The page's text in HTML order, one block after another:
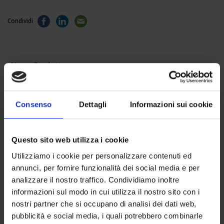
Consenso Dettagli Informazioni sui cookie
Questo sito web utilizza i cookie
Utilizziamo i cookie per personalizzare contenuti ed
annunci, per fornire funzionalità dei social media e per
analizzare il nostro traffico. Condividiamo inoltre
informazioni sul modo in cui utilizza il nostro sito con i
nostri partner che si occupano di analisi dei dati web,
pubblicità e social media, i quali potrebbero combinarle
Condividi
Nome Prodotto
Crema Idratante Mani
Gen-Art
Flacone
Contenuto
150 ML
Plus
Aiuta la pelle, Non unge, Non più irritazioni, Fragranza, Pratico
utilizzo